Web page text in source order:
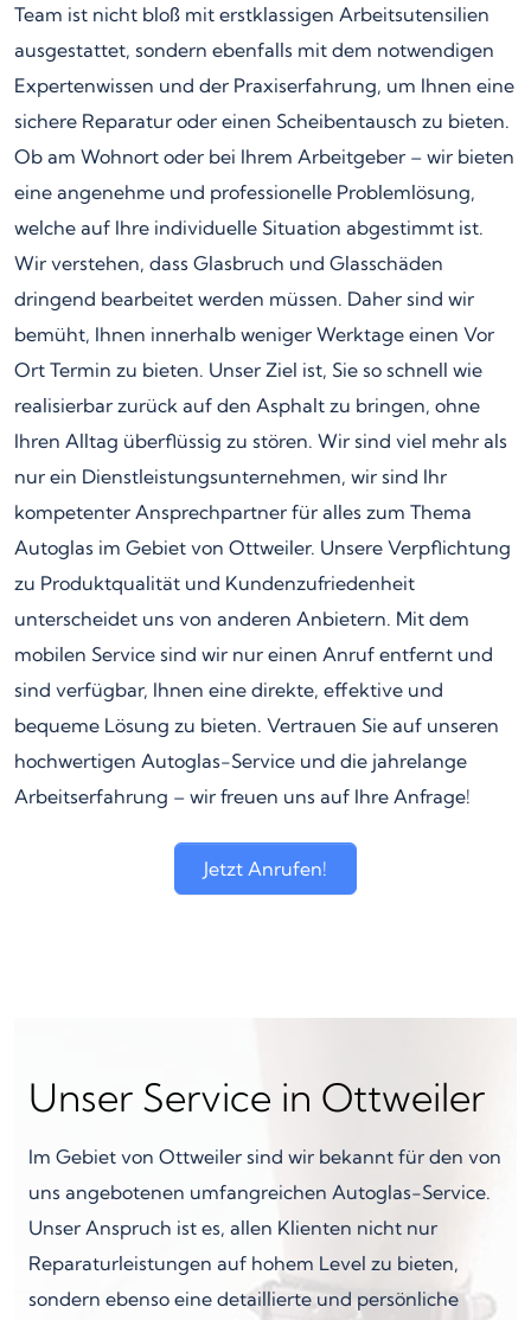
Team ist nicht bloß mit erstklassigen Arbeitsutensilien
ausgestattet, sondern ebenfalls mit dem notwendigen
Expertenwissen und der Praxiserfahrung, um Ihnen eine
sichere Reparatur oder einen Scheibentausch zu bieten.
Ob am Wohnort oder bei Ihrem Arbeitgeber – wir bieten
eine angenehme und professionelle Problemlösung,
welche auf Ihre individuelle Situation abgestimmt ist.
Wir verstehen, dass Glasbruch und Glasschäden
dringend bearbeitet werden müssen. Daher sind wir
bemüht, Ihnen innerhalb weniger Werktage einen Vor
Ort Termin zu bieten. Unser Ziel ist, Sie so schnell wie
realisierbar zurück auf den Asphalt zu bringen, ohne
Ihren Alltag überflüssig zu stören. Wir sind viel mehr als
nur ein Dienstleistungsunternehmen, wir sind Ihr
kompetenter Ansprechpartner für alles zum Thema
Autoglas im Gebiet von Ottweiler. Unsere Verpflichtung
zu Produktqualität und Kundenzufriedenheit
unterscheidet uns von anderen Anbietern. Mit dem
mobilen Service sind wir nur einen Anruf entfernt und
sind verfügbar, Ihnen eine direkte, effektive und
bequeme Lösung zu bieten. Vertrauen Sie auf unseren
hochwertigen Autoglas-Service und die jahrelange
Arbeitserfahrung – wir freuen uns auf Ihre Anfrage!
Jetzt Anrufen!
Unser Service in Ottweiler
Im Gebiet von Ottweiler sind wir bekannt für den von
uns angebotenen umfangreichen Autoglas-Service.
Unser Anspruch ist es, allen Klienten nicht nur
Reparaturleistungen auf hohem Level zu bieten,
sondern ebenso eine detaillierte und persönliche